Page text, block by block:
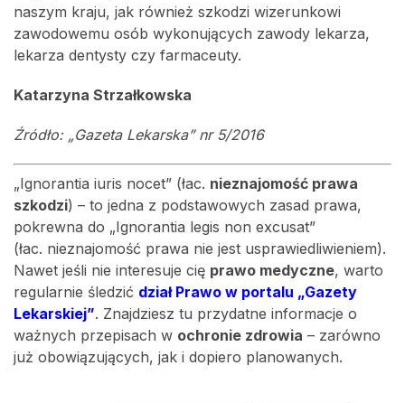
naszym kraju, jak również szkodzi wizerunkowi
zawodowemu osób wykonujących zawody lekarza,
lekarza dentysty czy farmaceuty.
Katarzyna Strzałkowska
Źródło: „Gazeta Lekarska” nr 5/2016
„Ignorantia iuris nocet” (łac. nieznajomość prawa
szkodzi) – to jedna z podstawowych zasad prawa,
pokrewna do „Ignorantia legis non excusat”
(łac. nieznajomość prawa nie jest usprawiedliwieniem).
Nawet jeśli nie interesuje cię prawo medyczne, warto
regularnie śledzić dział Prawo w portalu „Gazety
Lekarskiej”. Znajdziesz tu przydatne informacje o
ważnych przepisach w ochronie zdrowia – zarówno
już obowiązujących, jak i dopiero planowanych.